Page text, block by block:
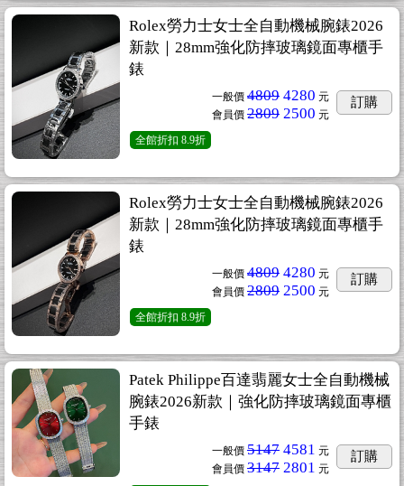
Rolex勞力士女士全自動機械腕錶2026
新款｜28mm強化防摔玻璃鏡面專櫃手
錶
一般價 4809 4280 元
會員價 2809 2500 元
訂購
全館折扣 8.9折
Rolex勞力士女士全自動機械腕錶2026
新款｜28mm強化防摔玻璃鏡面專櫃手
錶
一般價 4809 4280 元
會員價 2809 2500 元
訂購
全館折扣 8.9折
Patek Philippe百達翡麗女士全自動機械
腕錶2026新款｜強化防摔玻璃鏡面專櫃
手錶
一般價 5147 4581 元
會員價 3147 2801 元
訂購